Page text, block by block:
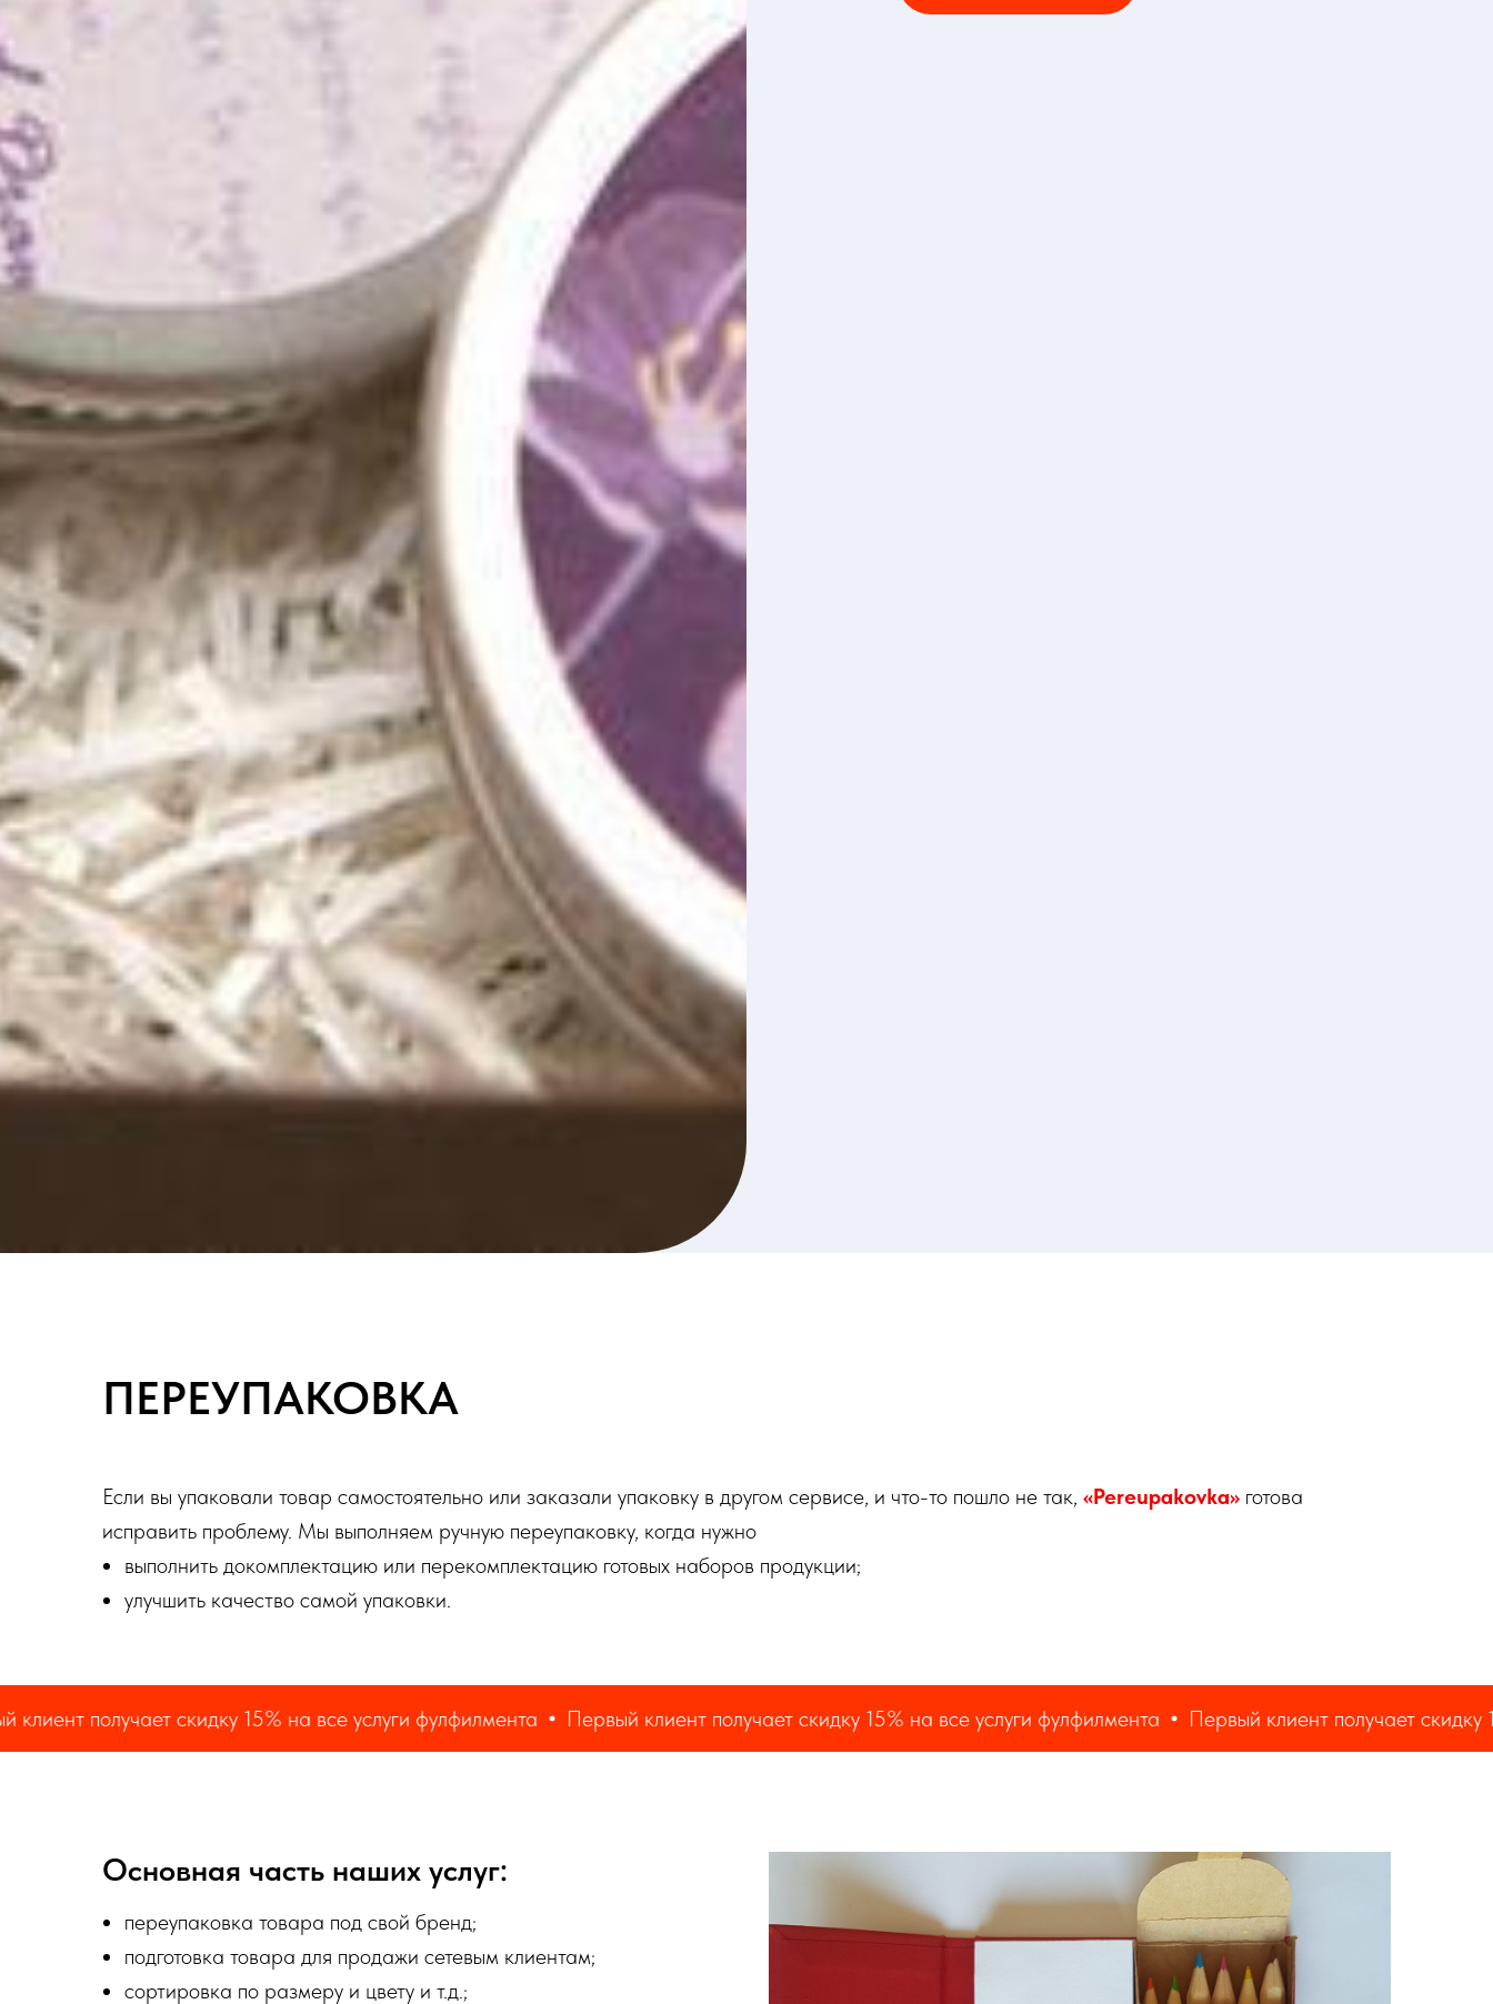
ПЕРЕУПАКОВКА
Если вы упаковали товар самостоятельно или заказали упаковку в другом сервисе, и что-то пошло не так, «Pereupakovka» готова
исправить проблему. Мы выполняем ручную переупаковку, когда нужно
выполнить докомплектацию или перекомплектацию готовых наборов продукции;
улучшить качество самой упаковки.
получает скидку 15% на все услуги фулфилмента Первый клиент получает скидку 15% на все услуги фулфилмента Первый клиент получает скидку 15% на
Основная часть наших услуг:
переупаковка товара под свой бренд;
подготовка товара для продажи сетевым клиентам;
сортировка по размеру и цвету и т.д.;